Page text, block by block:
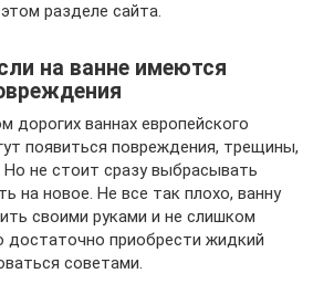
разделе сайта.
на ванне имеются
дорогих ваннах европейского
появиться повреждения, трещины,
не стоит сразу выбрасывать
на новое. Не все так плохо, ванну
своими руками и не слишком
достаточно приобрести жидкий
советами.